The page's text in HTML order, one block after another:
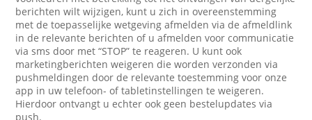
berichten wilt wijzigen, kunt u zich in overeenstemming
met de toepasselijke wetgeving afmelden via de afmeldlink
in de relevante berichten of u afmelden voor communicatie
via sms door met “STOP” te reageren. U kunt ook
marketingberichten weigeren die worden verzonden via
pushmeldingen door de relevante toestemming voor onze
app in uw telefoon- of tabletinstellingen te weigeren.
Hierdoor ontvangt u echter ook geen bestelupdates via
push.